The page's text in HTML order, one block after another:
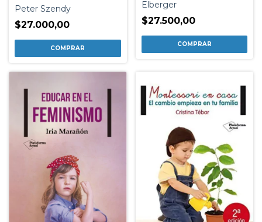
Peter Szendy
$27.000,00
Elberger
$27.500,00